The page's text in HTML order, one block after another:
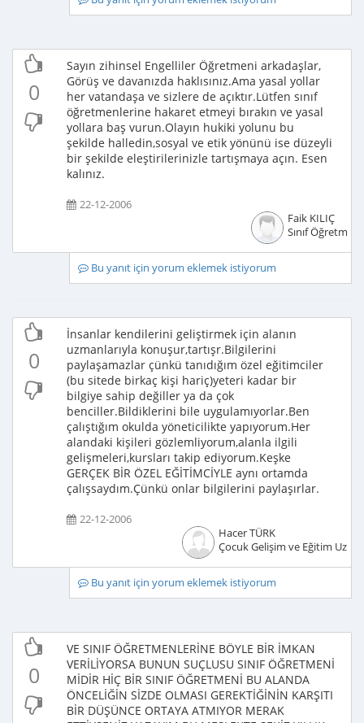
0
Sayın zihinsel Engelliler Öğretmeni arkadaşlar,
Görüş ve davanızda haklısınız.Ama yasal yollar
her vatandaşa ve sizlere de açıktır.Lütfen sınıf
öğretmenlerine hakaret etmeyi bırakın ve yasal
yollara baş vurun.Olayın hukiki yolunu bu
şekilde halledin,sosyal ve etik yönünü ise düzeyli
bir şekilde eleştirilerinizle tartışmaya açın. Esen
kalınız.
22-12-2006
Faik KILIÇ
Sınıf Öğretmeni
Bu yanıt için yorum eklemek istiyorum
0
İnsanlar kendilerini geliştirmek için alanın
uzmanlarıyla konuşur,tartışr.Bilgilerini
paylaşamazlar çünkü tanıdığım özel eğitimciler
(bu sitede birkaç kişi hariç)yeteri kadar bir
bilgiye sahip değiller ya da çok
benciller.Bildiklerini bile uygulamıyorlar.Ben
çalıştığım okulda yöneticilikte yapıyorum.Her
alandaki kişileri gözlemliyorum,alanla ilgili
gelişmeleri,kursları takip ediyorum.Keşke
GERÇEK BİR ÖZEL EĞİTİMCİYLE aynı ortamda
çalışsaydım.Çünkü onlar bilgilerini paylaşırlar.
22-12-2006
Hacer TÜRK
Çocuk Gelişim ve Eğitim
Bu yanıt için yorum eklemek istiyorum
0
VE SINIF ÖĞRETMENLERİNE BÖYLE BİR İMKAN
VERİLİYORSA BUNUN SUÇLUSU SINIF ÖĞRETMENİ
MİDİR HİÇ BİR SINIF ÖĞRETMENİ BU ALANDA
ÖNCELİĞİN SİZDE OLMASI GEREKTİĞİNİN KARŞITI
BİR DÜŞÜNCE ORTAYA ATMIYOR MERAK